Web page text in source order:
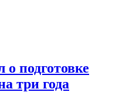
подготовке
три года